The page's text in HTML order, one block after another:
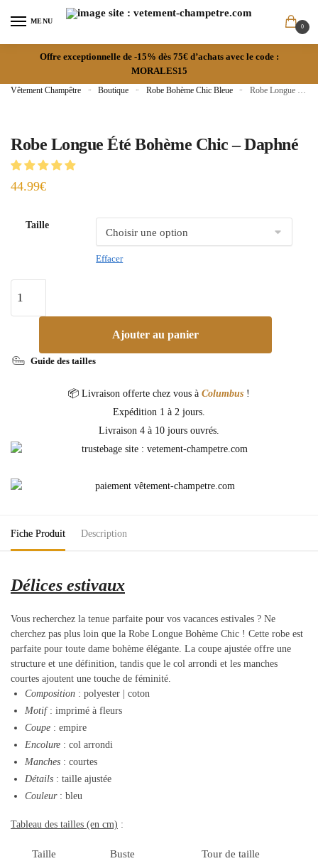
MENU
0
Offre exceptionnelle de -15% dès 75€ d’achats avec le code :
MORALES15
Vêtement Champêtre » Boutique » Robe Bohème Chic Bleue » Robe Longue Été Bohème Chic – Daphné
Robe Longue Été Bohème Chic – Daphné
44.99€
Taille
Effacer
Ajouter au panier
Guide des tailles
📦 Livraison offerte chez vous à Columbus !
Expédition 1 à 2 jours.
Livraison 4 à 10 jours ouvrés.
Fiche Produit Description
Délices estivaux
Vous recherchez la tenue parfaite pour vos vacances estivales ? Ne
cherchez pas plus loin que la Robe Longue Bohème Chic ! Cette robe est
parfaite pour toute dame bohème élégante. La coupe ajustée offre une
structure et une définition, tandis que le col arrondi et les manches
courtes ajoutent une touche de féminité.
Composition : polyester | coton
Motif: imprimé à fleurs
Coupe : empire
Encolure : col arrondi
Manches : courtes
Détails : taille ajustée
Couleur : bleu
Tableau des tailles (en cm) :
Taille Buste
Tour de taille